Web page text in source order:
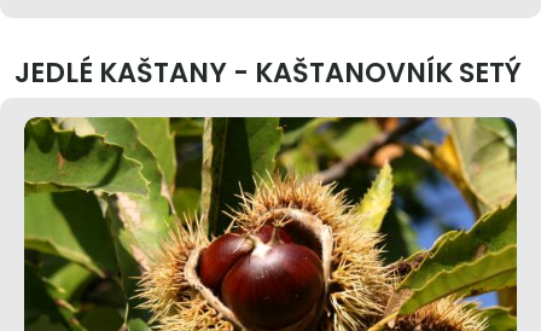
JEDLÉ KAŠTANY - KAŠTANOVNÍK SETÝ